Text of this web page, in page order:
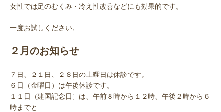
女性では足のむくみ・冷え性改善などにも効果的です。
一度お試しください。
２月のお知らせ
７日、２１日、２８日の土曜日は休診です。
６日（金曜日）は午後休診です。
１１日（建国記念日）は、午前８時から１２時、午後２時から６
時までと